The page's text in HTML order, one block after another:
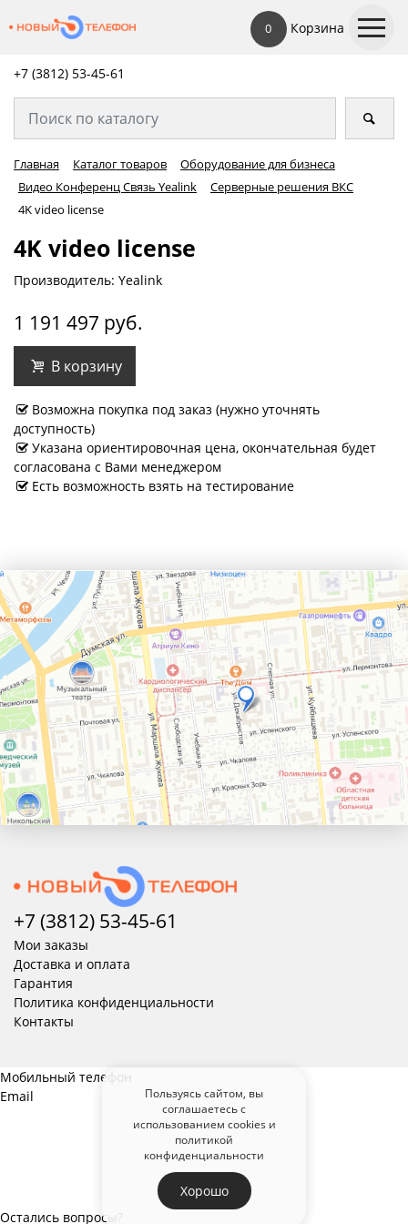
0 Корзина
+7 (3812) 53-45-61
Главная Каталог товаров
Оборудование для бизнеса
Видео Конференц Связь Yealink
Серверные решения ВКС
4K video license
4K video license
Производитель: Yealink
1 191 497 руб.
В корзину
Возможна покупка под заказ (нужно уточнять
доступность)
Указана ориентировочная цена, окончательная будет
согласована с Вами менеджером
Есть возможность взять на тестирование
+7 (3812) 53-45-61
Мои заказы
Доставка и оплата
Гарантия
Политика конфиденциальности
Контакты
Пользуясь сайтом, вы
соглашаетесь с
использованием cookies и
политикой
конфиденциальности
Хорошо
Мобильный телефон
Email
Остались вопросы?